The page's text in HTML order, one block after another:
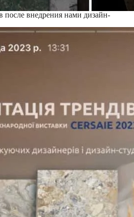
после внедрения нами дизайн-